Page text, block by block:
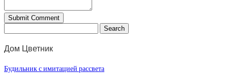
Дом Цветник
Будильник с имитацией рассвета